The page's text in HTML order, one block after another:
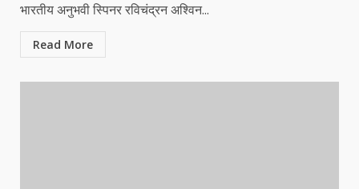
भारतीय अनुभवी स्पिनर रविचंद्रन अश्विन...
Read More